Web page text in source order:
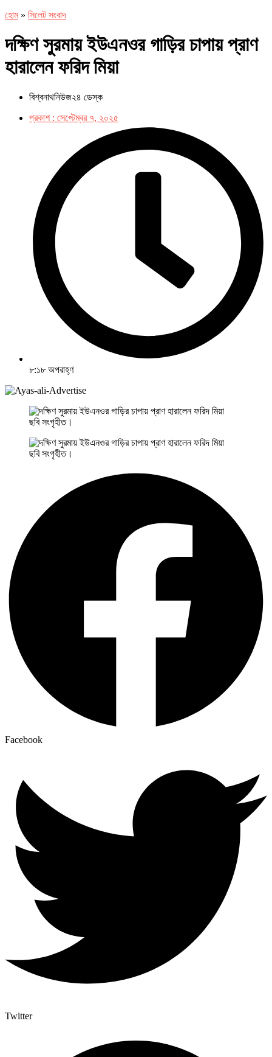
হোম» সিলেট সংবাদ
দক্ষিণ সুরমায় ইউএনওর গাড়ির চাপায় প্রাণ
হারালেন ফরিদ মিয়া
বিশ্বনাথনিউজ২৪ ডেস্ক
প্রকাশ : সেপ্টেম্বর ৭, ২০২৫
৮:১৮ অপরাহ্ণ
ছবি সংগৃহীত।
ছবি সংগৃহীত।
Facebook
Twitter